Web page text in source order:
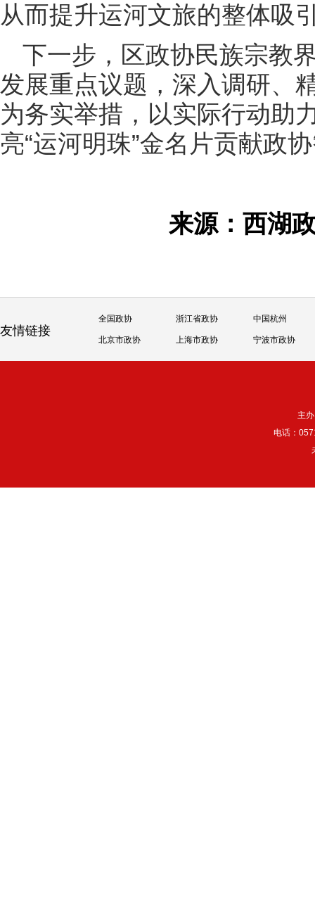
从而提升运河文旅的整体吸
下一步，区政协民族宗教
发展重点议题，深入调研、
为务实举措，以实际行动助
亮“运河明珠”金名片贡献政
来源：西
友情链接
全国政协 浙江省政协 中国杭州
北京市政协 上海市政协 宁波市政协
主
电话：